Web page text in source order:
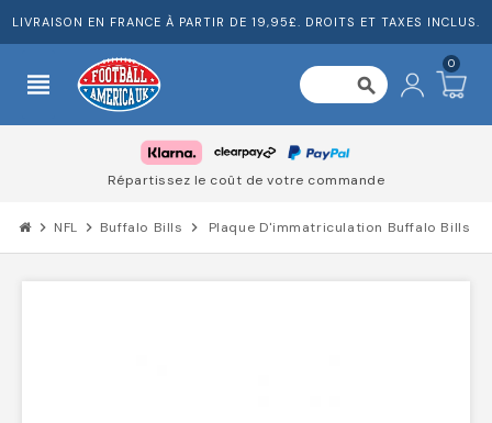
LIVRAISON EN FRANCE À PARTIR DE 19,95£. DROITS ET TAXES INCLUS.
view_headline search
0
Répartissez le coût de votre commande
chevron_right NFL chevron_right Buffalo Bills chevron_right Plaque D'immatriculation Buffalo Bills